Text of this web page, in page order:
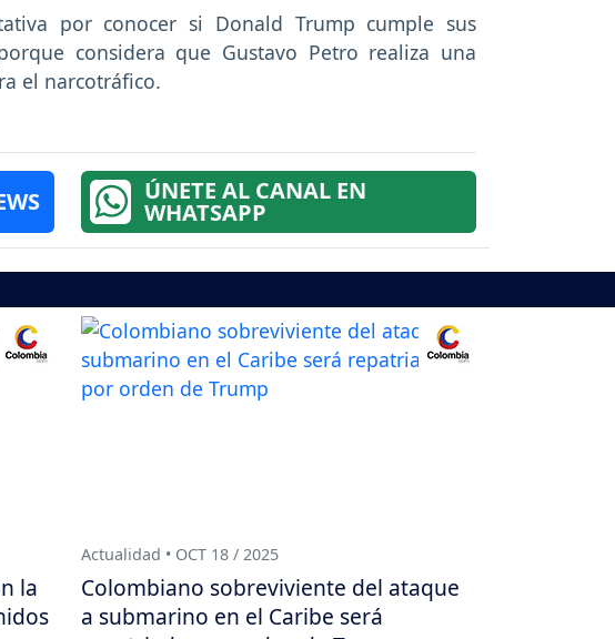
por conocer si Donald Trump cumple sus
considera que Gustavo Petro realiza una
el narcotráfico.
ÚNETE AL CANAL EN
WHATSAPP
la
Actualidad • OCT 18 / 2025
Colombiano sobreviviente del ataque
a submarino en el Caribe será